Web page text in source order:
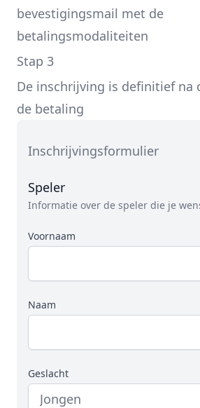
bevestigingsmail met de
betalingsmodaliteiten
Stap 3
De inschrijving is definitief na
de betaling
Inschrijvingsformulier
Speler
Informatie over de speler die je
Voornaam
Naam
Geslacht